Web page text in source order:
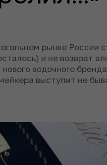
рынке России
и не возврат
водочного
выступит не